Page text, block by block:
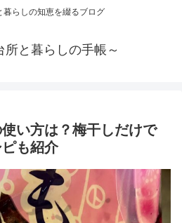
暮らしの知恵を綴るブログ
所と暮らしの手帳～
い方は？梅干しだけで
も紹介